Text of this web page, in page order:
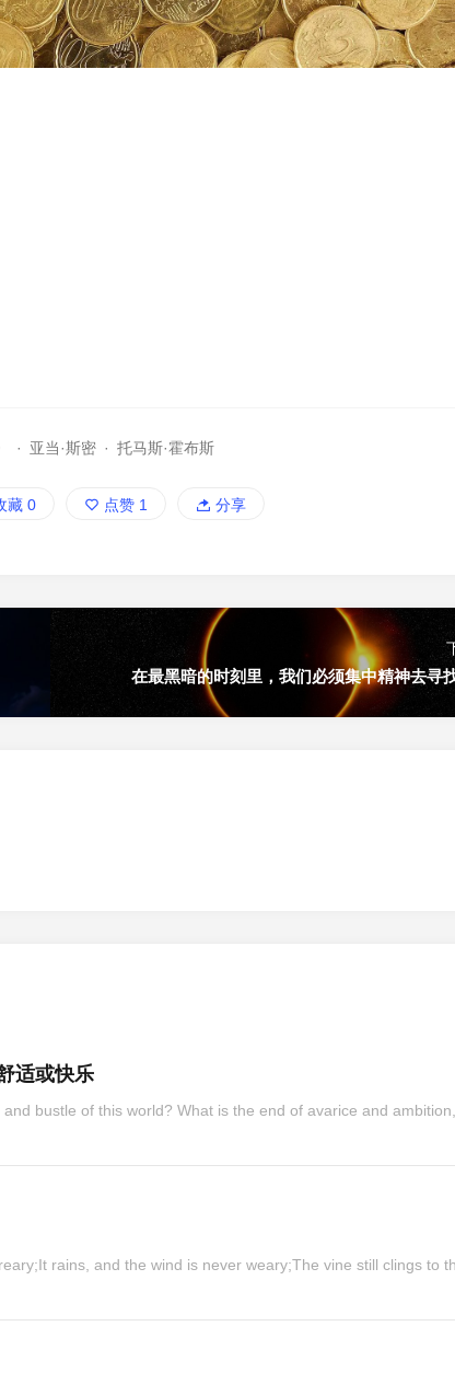
· 亚当·斯密 · 托马斯·霍布斯
藏0 点赞 1 分享
在最黑暗的时刻里，我们必须集中精神去寻
适或快乐
rains, and the wind is never weary;The vine still clings to